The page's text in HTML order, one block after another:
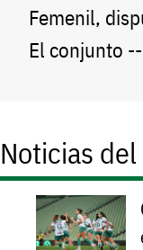
Femenil,
El conjunto --
Noticias